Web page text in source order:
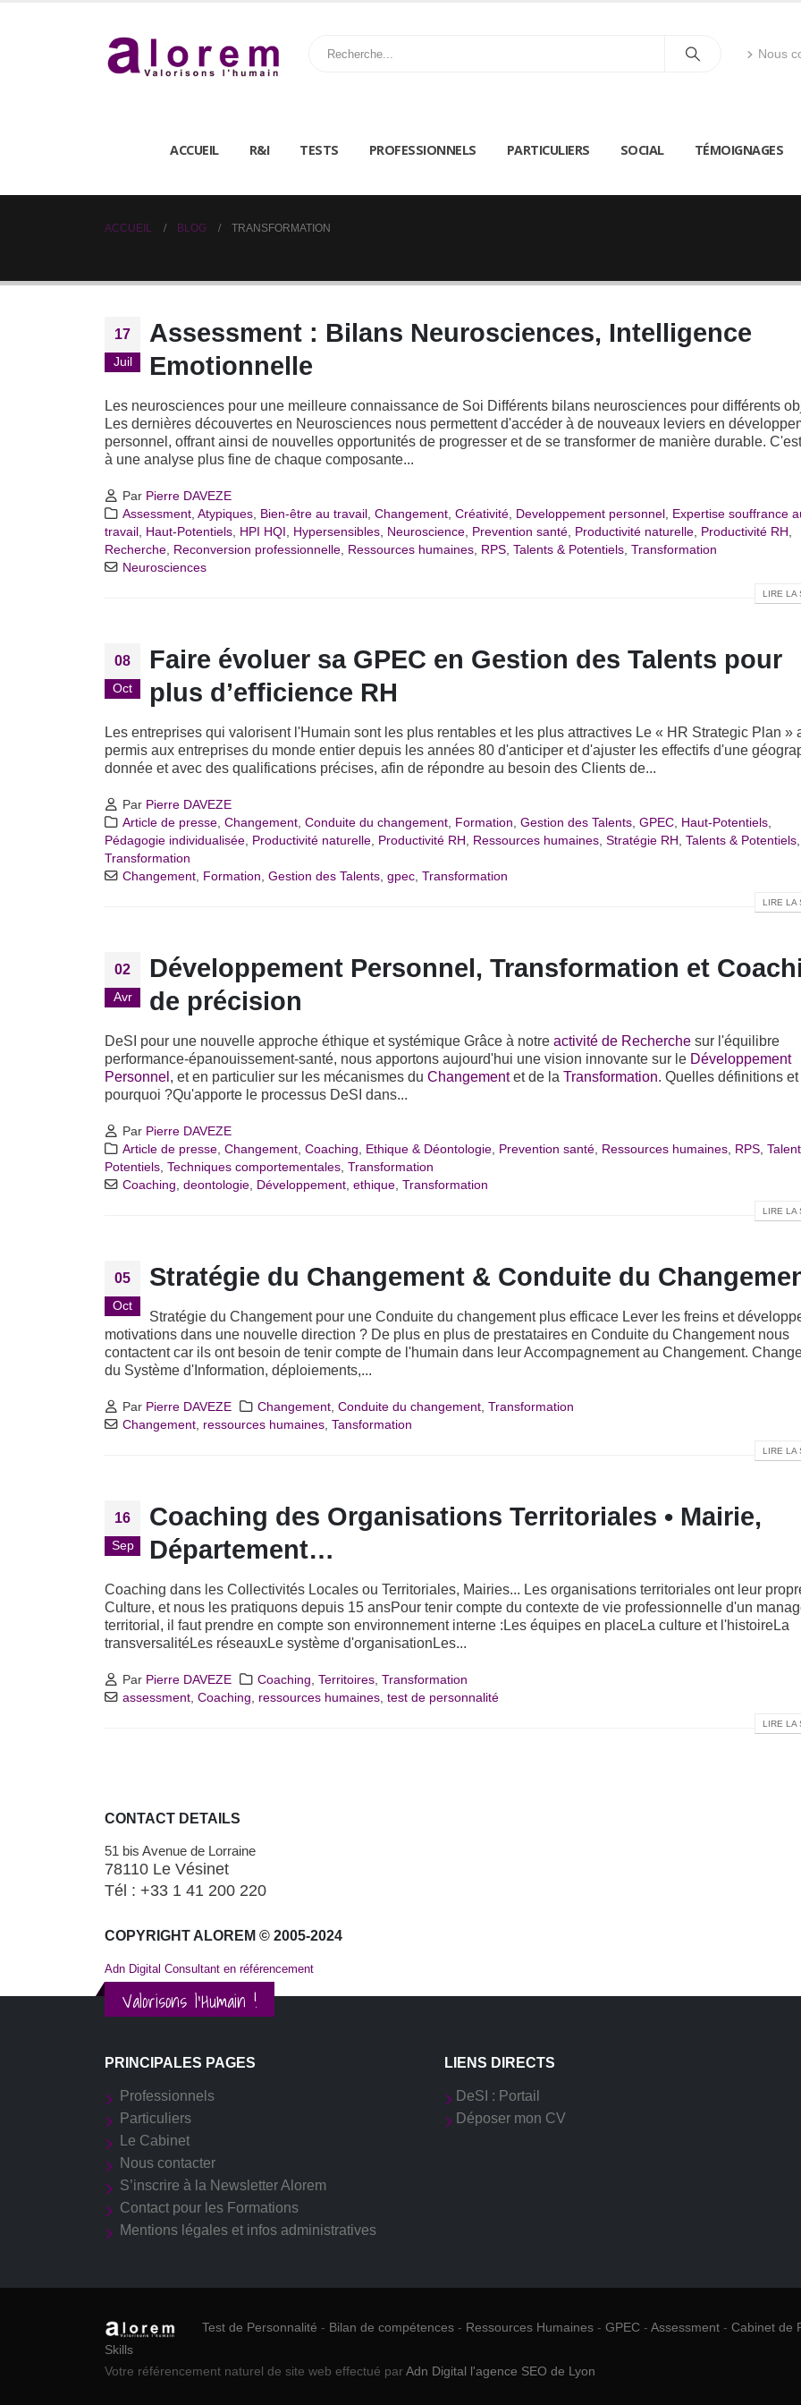
Nous
ACCUEIL R&I TESTS PROFESSIONNELS PARTICULIERS SOCIAL TÉMOIGNAGES
ACCUEIL BLOG TRANSFORMATION
17
Juil
Assessment : Bilans Neurosciences, Intelligence
Emotionnelle
Les neurosciences pour une meilleure connaissance de Soi Différents bilans neurosciences pour différents
Les dernières découvertes en Neurosciences nous permettent d'accéder à de nouveaux leviers en
personnel, offrant ainsi de nouvelles opportunités de progresser et de se transformer de manière durable.
à une analyse plus fine de chaque composante...
Par Pierre DAVEZE
Assessment ,Atypiques Bien-être au travail ,Changement ,Créativité Developpement personnel Expertise souffrance
travail Haut-Potentiels HPI HQI Hypersensibles Neuroscience Prevention santé Productivité naturelle Productivité RH
Recherche Reconversion professionnelle Ressources humaines RPS Talents & Potentiels Transformation
Neurosciences
LIRE LA
08
Oct
Faire évoluer sa GPEC en Gestion des Talents pour
plus d’efficience RH
Les entreprises qui valorisent l'Humain sont les plus rentables et les plus attractives Le « HR Strategic Plan »
permis aux entreprises du monde entier depuis les années 80 d'anticiper et d'ajuster les effectifs d'une
donnée et avec des qualifications précises, afin de répondre au besoin des Clients de...
Par Pierre DAVEZE
Article de presse ,Changement ,Conduite du changement Formation ,Gestion des Talents ,GPEC Haut-Potentiels
Pédagogie individualisée Productivité naturelle Productivité RH Ressources humaines Stratégie RH Talents & Potentiels
Transformation
Changement Formation ,Gestion des Talents ,gpec ,Transformation
LIRE LA
02
Avr
Développement Personnel, Transformation et
de précision
DeSI pour une nouvelle approche éthique et systémique Grâce à notre activité de Recherche sur l'équilibre
performance-épanouissement-santé, nous apportons aujourd'hui une vision innovante sur le Développement
Personnel , et en particulier sur les mécanismes du Changementet de la Transformation. Quelles définitions et
pourquoi ?Qu'apporte le processus DeSI dans...
Par Pierre DAVEZE
Article de presse ,Changement ,Coaching Ethique & Déontologie Prevention santé Ressources humaines RPS ,
Potentiels Techniques comportementales Transformation
Coaching ,deontologie Développement ,ethique ,Transformation
LIRE LA
05
Oct
Stratégie du Changement & Conduite du
Stratégie du Changement pour une Conduite du changement plus efficace Lever les freins et
motivations dans une nouvelle direction ? De plus en plus de prestataires en Conduite du Changement nous
contactent car ils ont besoin de tenir compte de l'humain dans leur Accompagnement au Changement.
du Système d'Information, déploiements,...
Par Pierre DAVEZE Changement, Conduite du changement, Transformation
Changement ressources humaines ,Tansformation
LIRE LA
16
Sep
Coaching des Organisations Territoriales • Mairie,
Département…
Coaching dans les Collectivités Locales ou Territoriales, Mairies... Les organisations territoriales ont leur
Culture, et nous les pratiquons depuis 15 ansPour tenir compte du contexte de vie professionnelle d'un
territorial, il faut prendre en compte son environnement interne :Les équipes en placeLa culture et l'histoireLa
transversalitéLes réseauxLe système d'organisationLes...
Par Pierre DAVEZE Coaching Territoires, Transformation
assessment ,Coaching ressources humaines ,test de personnalité
LIRE LA
CONTACT DETAILS
51 bis Avenue de Lorraine
78110 Le Vésinet
Tél : +33 1 41 200 220
COPYRIGHT ALOREM © 2005-2024
Adn Digital Consultant en référencement
Valorisons l'Humain !
PRINCIPALES PAGES
Professionnels
Particuliers
Le Cabinet
Nous contacter
S’inscrire à la Newsletter Alorem
Contact pour les Formations
Mentions légales et infos administratives
LIENS DIRECTS
DeSI : Portail
Déposer mon CV
Test de Personnalité - Bilan de compétences - Ressources Humaines - GPEC - Assessment - Cabinet de
Skills
Votre référencement naturel de site web effectué parAdn Digital l'agence SEO de Lyon